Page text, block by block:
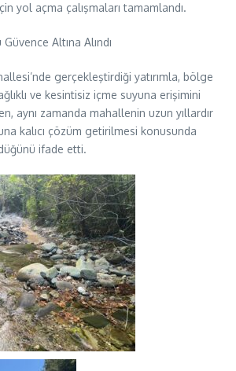
yol açma çalışmaları tamamlandı.
Altına Alındı
gerçekleştirdiği yatırımla, bölge
ve kesintisiz içme suyuna erişimini
aynı zamanda mahallenin uzun yıllardır
kalıcı çözüm getirilmesi konusunda
ifade etti.